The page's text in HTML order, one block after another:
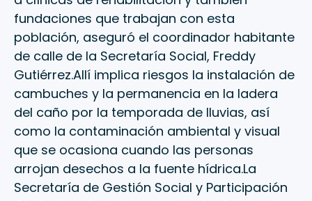
fundaciones que trabajan con esta
población, aseguró el coordinador habitante
de calle de la Secretaría Social, Freddy
Gutiérrez.Allí implica riesgos la instalación de
cambuches y la permanencia en la ladera
del caño por la temporada de lluvias, así
como la contaminación ambiental y visual
que se ocasiona cuando las personas
arrojan desechos a la fuente hídrica.La
Secretaría de Gestión Social y Participación